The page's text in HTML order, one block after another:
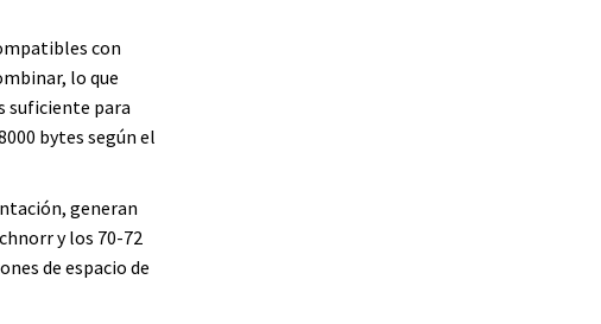
con
lo que
suficiente para
bytes según el
generan
y los 70-72
de espacio de